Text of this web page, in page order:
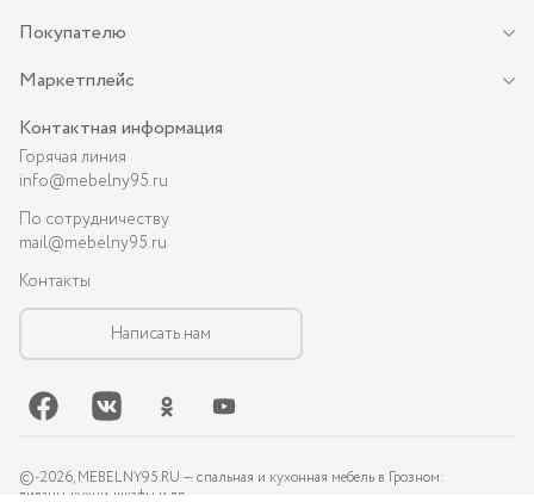
Покупателю
Маркетплейс
Контактная информация
Горячая линия
info@mebelny95.ru
По сотрудничеству
mail@mebelny95.ru
Контакты
Написать нам
©-2026, MEBELNY95.RU — спальная и кухонная мебель в Грозном:
диваны, кухни, шкафы и др.